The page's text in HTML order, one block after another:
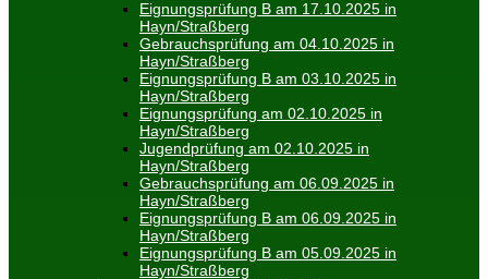
Eignungsprüfung B am 17.10.2025 in
Hayn/Straßberg
Gebrauchsprüfung am 04.10.2025 in
Hayn/Straßberg
Eignungsprüfung B am 03.10.2025 in
Hayn/Straßberg
Eignungsprüfung am 02.10.2025 in
Hayn/Straßberg
Jugendprüfung am 02.10.2025 in
Hayn/Straßberg
Gebrauchsprüfung am 06.09.2025 in
Hayn/Straßberg
Eignungsprüfung B am 06.09.2025 in
Hayn/Straßberg
Eignungsprüfung B am 05.09.2025 in
Hayn/Straßberg